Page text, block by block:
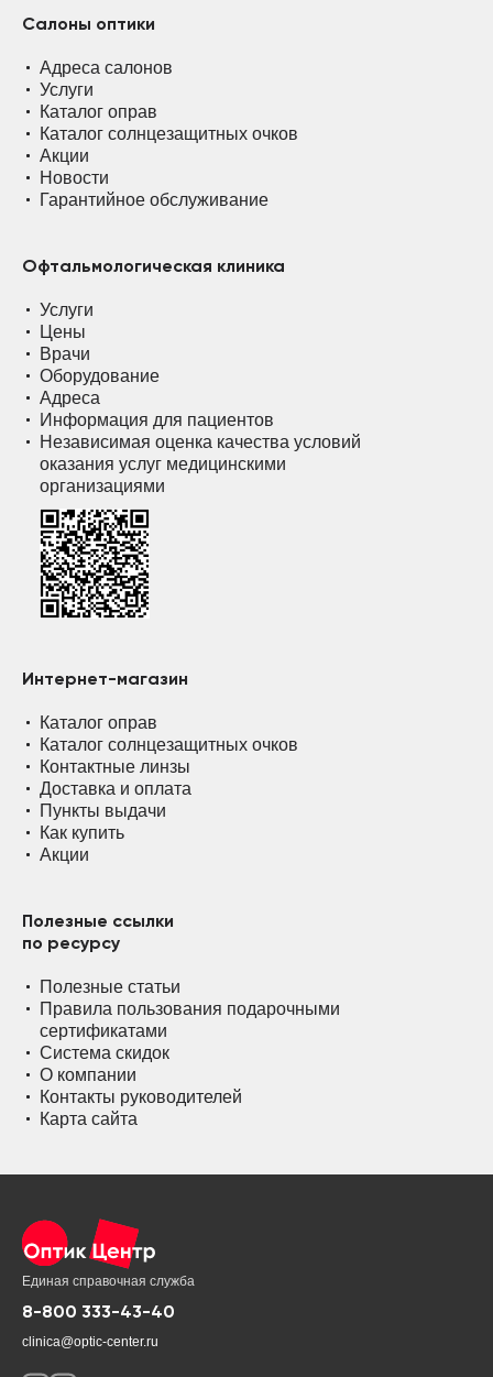
Салоны оптики
Адреса салонов
Услуги
Каталог оправ
Каталог солнцезащитных очков
Акции
Новости
Гарантийное обслуживание
Офтальмологическая клиника
Услуги
Цены
Врачи
Оборудование
Адреса
Информация для пациентов
Независимая оценка качества условий
оказания услуг медицинскими
организациями
Интернет-магазин
Каталог оправ
Каталог солнцезащитных очков
Контактные линзы
Доставка и оплата
Пункты выдачи
Как купить
Акции
Полезные ссылки
по ресурсу
Полезные статьи
Правила пользования подарочными
сертификатами
Система скидок
О компании
Контакты руководителей
Карта сайта
Единая справочная служба
8-800 333-43-40
clinica@optic-center.ru